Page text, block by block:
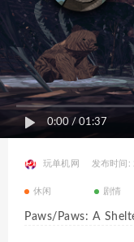
0:00 / 01:37
玩单机网 发布时间:
休闲 剧情
Paws/Paws: A